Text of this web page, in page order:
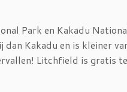
Park en Kakadu
Kakadu en is kleiner
Litchfield is gratis